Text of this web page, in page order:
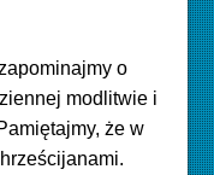
o
modlitwie i
że w